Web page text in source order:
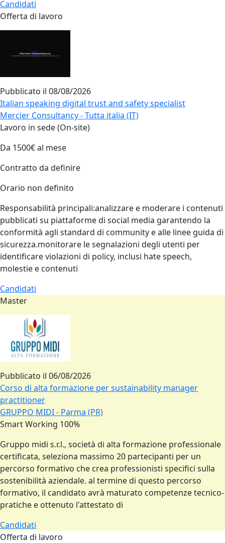
Candidati
Offerta di lavoro
Pubblicato il 08/08/2026
Italian speaking digital trust and safety specialist
Mercier Consultancy - Tutta italia (IT)
Lavoro in sede (On-site)
Da 1500€ al mese
Contratto da definire
Orario non definito
Responsabilità principali:analizzare e moderare i contenuti
pubblicati su piattaforme di social media garantendo la
conformità agli standard di community e alle linee guida di
sicurezza.monitorare le segnalazioni degli utenti per
identificare violazioni di policy, inclusi hate speech,
molestie e contenuti
Candidati
Master
Pubblicato il 06/08/2026
Corso di alta formazione per sustainability manager
practitioner
GRUPPO MIDI - Parma (PR)
Smart Working 100%
Gruppo midi s.r.l., società di alta formazione professionale
certificata, seleziona massimo 20 partecipanti per un
percorso formativo che crea professionisti specifici sulla
sostenibilità aziendale. al termine di questo percorso
formativo, il candidato avrà maturato competenze tecnico-
pratiche e ottenuto l'attestato di
Candidati
Offerta di lavoro